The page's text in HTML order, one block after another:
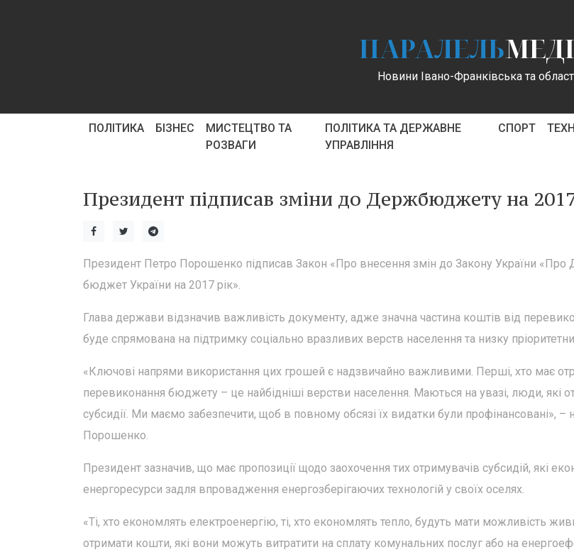
ПАРАЛЕЛЬ
Новини Івано-Франківська та
ПОЛІТИКА БІЗНЕС
МИСТЕЦТВО ТА
РОЗВАГИ
ПОЛІТИКА ТА ДЕРЖАВНЕ
УПРАВЛІННЯ
СПОРТ
Президент підписав зміни до Держбюджету на
Президент Петро Порошенко підписав Закон «Про внесення змін до Закону України
бюджет України на 2017 рік».
Глава держави відзначив важливість документу, адже значна частина коштів від
буде спрямована на підтримку соціально вразливих верств населення та низку
«Ключові напрями використання цих грошей є надзвичайно важливими. Перші, хто має
перевиконання бюджету – це найбідніші верстви населення. Маються на увазі, люди, які
субсидії. Ми маємо забезпечити, щоб в повному обсязі їх видатки були профінансовані», –
Порошенко.
Президент зазначив, що має пропозиції щодо заохочення тих отримувачів субсидій, які
енергоресурси задля впровадження енергозберігаючих технологій у своїх оселях.
«Ті, хто економлять електроенергію, ті, хто економлять тепло, будуть мати можливість
отримати кошти, які вони можуть витратити на сплату комунальних послуг або на